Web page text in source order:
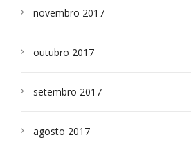
novembro 2017
outubro 2017
setembro 2017
agosto 2017